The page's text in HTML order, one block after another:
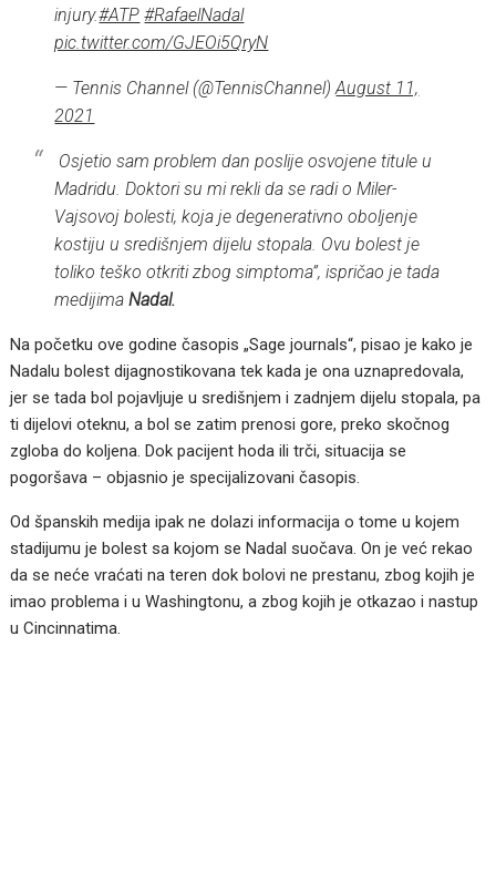
injury.#ATP #RafaelNadal
pic.twitter.com/GJEOi5QryN
— Tennis Channel (@TennisChannel)August 11,
2021
Osjetio sam problem dan poslije osvojene titule u
Madridu. Doktori su mi rekli da se radi o Miler-
Vajsovoj bolesti, koja je degenerativno oboljenje
kostiju u središnjem dijelu stopala. Ovu bolest je
toliko teško otkriti zbog simptoma”, ispričao je tada
medijimaNadal.
Na početku ove godine časopis „Sage journals“, pisao je kako je
Nadalu bolest dijagnostikovana tek kada je ona uznapredovala,
jer se tada bol pojavljuje u središnjem i zadnjem dijelu stopala, pa
ti dijelovi oteknu, a bol se zatim prenosi gore, preko skočnog
zgloba do koljena. Dok pacijent hoda ili trči, situacija se
pogoršava – objasnio je specijalizovani časopis.
Od španskih medija ipak ne dolazi informacija o tome u kojem
stadijumu je bolest sa kojom se Nadal suočava. On je već rekao
da se neće vraćati na teren dok bolovi ne prestanu, zbog kojih je
imao problema i u Washingtonu, a zbog kojih je otkazao i nastup
u Cincinnatima.